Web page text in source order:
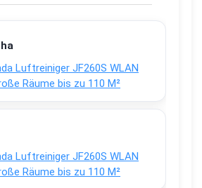
Luftreiniger JF260S WLAN
Räume bis zu 110 M²
Luftreiniger JF260S WLAN
Räume bis zu 110 M²